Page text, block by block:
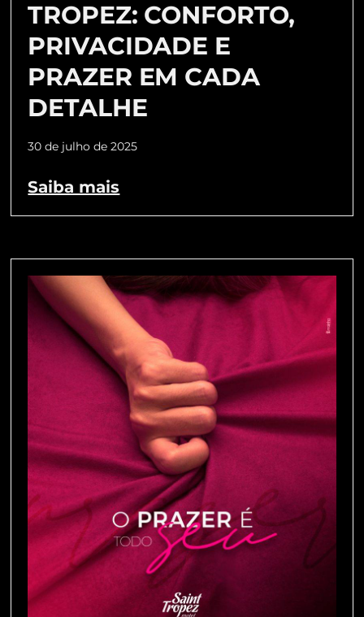
TROPEZ: CONFORTO,
PRIVACIDADE E
PRAZER EM CADA
DETALHE
30 de julho de 2025
Saiba mais